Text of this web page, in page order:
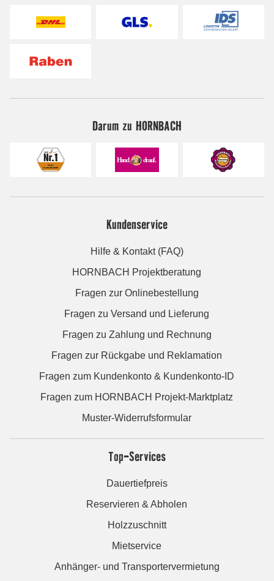
Darum zu HORNBACH
Kundenservice
Hilfe & Kontakt (FAQ)
HORNBACH Projektberatung
Fragen zur Onlinebestellung
Fragen zu Versand und Lieferung
Fragen zu Zahlung und Rechnung
Fragen zur Rückgabe und Reklamation
Fragen zum Kundenkonto & Kundenkonto-ID
Fragen zum HORNBACH Projekt-Marktplatz
Muster-Widerrufsformular
Top-Services
Dauertiefpreis
Reservieren & Abholen
Holzzuschnitt
Mietservice
Anhänger- und Transportervermietung